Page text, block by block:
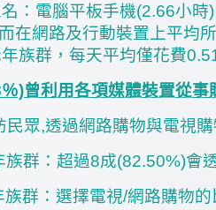
：電腦平板手機(2.66小
在網路及行動裝置上平均
族群，每天平均僅花費
)曾利用各項媒體裝置從
眾,透過網路購物與電視
群：超過8成(82.50%)會
群：選擇電視/網路購物的